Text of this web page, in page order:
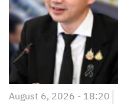
August 6, 2026 - 18:20